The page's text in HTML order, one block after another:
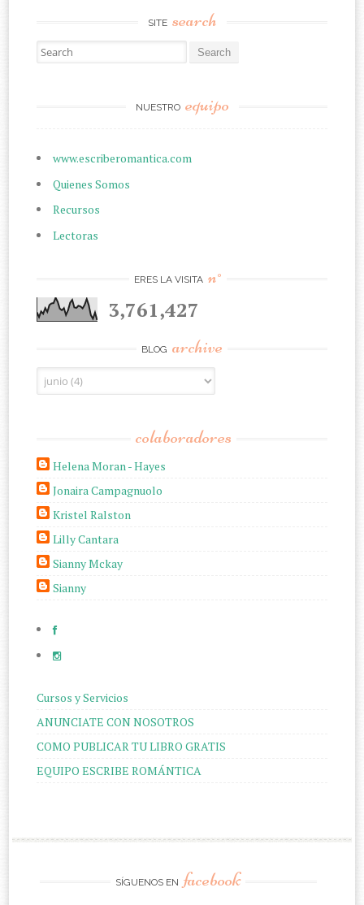
SITE search
Search for:
NUESTRO equipo
www.escriberomantica.com
Quienes Somos
Recursos
Lectoras
ERES LA VISITA n°
3,761,427
BLOG archive
colaboradores
Helena Moran - Hayes
Jonaira Campagnuolo
Kristel Ralston
Lilly Cantara
Sianny Mckay
Sianny
Cursos y Servicios
ANUNCIATE CON NOSOTROS
COMO PUBLICAR TU LIBRO GRATIS
EQUIPO ESCRIBE ROMÁNTICA
SÍGUENOS EN facebook